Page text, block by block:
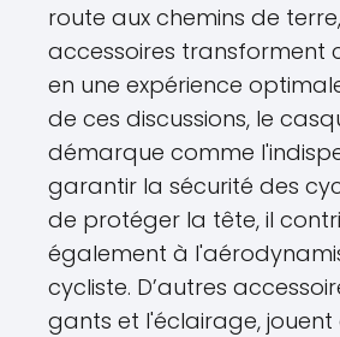
route aux chemins de
accessoires transforment
en une expérience
de ces discussions, le
démarque comme
garantir la sécurité des
de protéger la tête, il
également à
cycliste. D’autres
gants et l'éclairage, jouent